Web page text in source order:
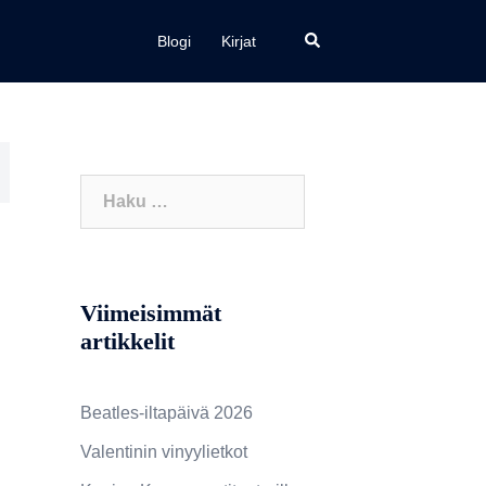
Blogi Kirjat Search
Viimeisimmät
artikkelit
Beatles-iltapäivä 2026
Valentinin vinyylietkot